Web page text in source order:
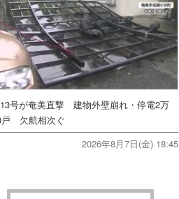
号が奄美直撃 建物外壁崩れ・停電2万
戸 欠航相次ぐ
2026年8月7日(金) 18:45